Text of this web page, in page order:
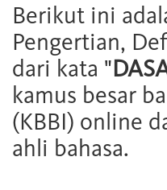
Berikut ini
Pengertian,
dari kata "
kamus besar
(KBBI) online
ahli bahasa.